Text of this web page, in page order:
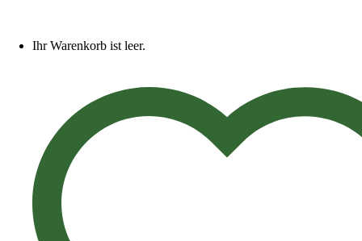
Ihr Warenkorb ist leer.